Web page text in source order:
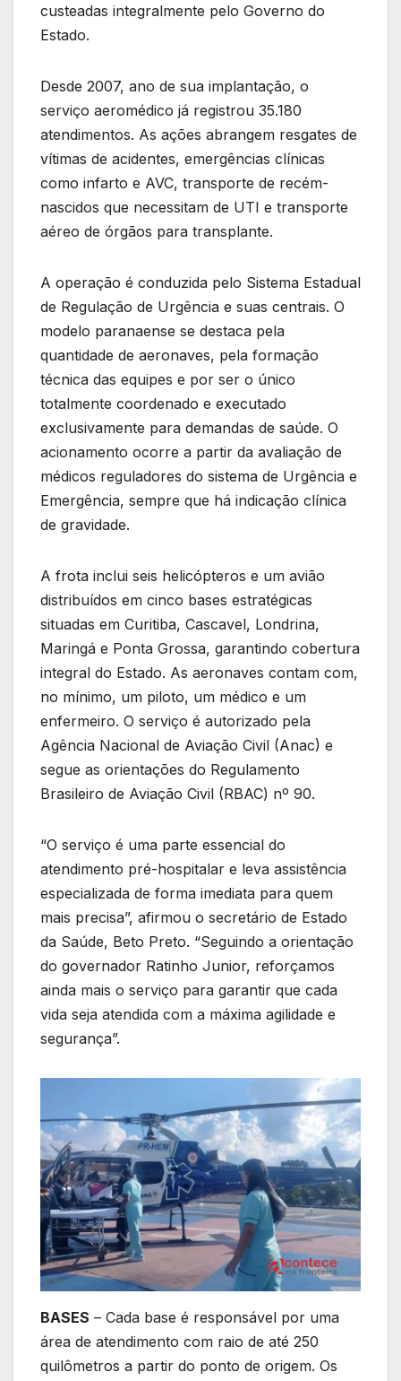
custeadas integralmente pelo Governo do
Estado.
Desde 2007, ano de sua implantação, o
serviço aeromédico já registrou 35.180
atendimentos. As ações abrangem resgates de
vítimas de acidentes, emergências clínicas
como infarto e AVC, transporte de recém-
nascidos que necessitam de UTI e transporte
aéreo de órgãos para transplante.
A operação é conduzida pelo Sistema Estadual
de Regulação de Urgência e suas centrais. O
modelo paranaense se destaca pela
quantidade de aeronaves, pela formação
técnica das equipes e por ser o único
totalmente coordenado e executado
exclusivamente para demandas de saúde. O
acionamento ocorre a partir da avaliação de
médicos reguladores do sistema de Urgência e
Emergência, sempre que há indicação clínica
de gravidade.
A frota inclui seis helicópteros e um avião
distribuídos em cinco bases estratégicas
situadas em Curitiba, Cascavel, Londrina,
Maringá e Ponta Grossa, garantindo cobertura
integral do Estado. As aeronaves contam com,
no mínimo, um piloto, um médico e um
enfermeiro. O serviço é autorizado pela
Agência Nacional de Aviação Civil (Anac) e
segue as orientações do Regulamento
Brasileiro de Aviação Civil (RBAC) nº 90.
“O serviço é uma parte essencial do
atendimento pré-hospitalar e leva assistência
especializada de forma imediata para quem
mais precisa”, afirmou o secretário de Estado
da Saúde, Beto Preto. “Seguindo a orientação
do governador Ratinho Junior, reforçamos
ainda mais o serviço para garantir que cada
vida seja atendida com a máxima agilidade e
segurança”.
BASES – Cada base é responsável por uma
área de atendimento com raio de até 250
quilômetros a partir do ponto de origem. Os